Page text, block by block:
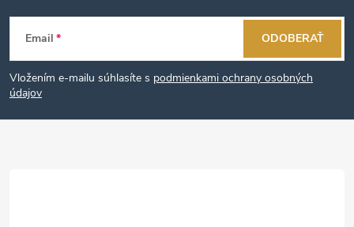
Z
á
p
Email
Vložením e-mailu súhlasíte s podmienkami ochrany osobných
údajov
ODOBERAŤ